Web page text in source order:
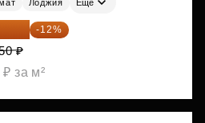
Лоджия Ещё
₽ -12%
₽
за м²